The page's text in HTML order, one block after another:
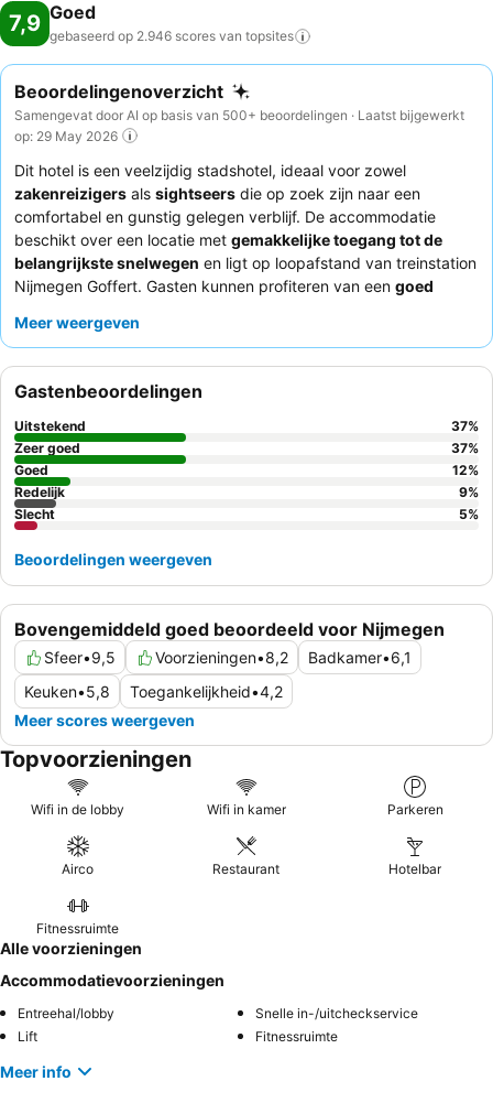
7,9 Goed
gebaseerd op 2.946 scores van topsites
Beoordelingenoverzicht
Samengevat door AI op basis van 500+ beoordelingen · Laatst bijgewerkt
op: 29 May 2026
Dit hotel is een veelzijdig stadshotel, ideaal voor zowel
zakenreizigers als sightseers die op zoek zijn naar een
comfortabel en gunstig gelegen verblijf. De accommodatie
beschikt over een locatie met gemakkelijke toegang tot de
belangrijkste snelwegen en ligt op loopafstand van treinstation
Nijmegen Goffert. Gasten kunnen profiteren van een goed
personeel wordt consequent geprezen om hun vriendelijke en
op bestelling gemaakte omeletten aanvult. Voor een rustigere
ervaring wordt gasten aangeraden een kamer met uitzicht op
de tuin aan te vragen.
Meer weergeven
Bovengemiddeld goed beoordeeld voor Nijmegen
Sfeer•9,5 Voorzieningen•8,2 Badkamer•6,1
Keuken•5,8 Toegankelijkheid•4,2
Meer scores weergeven
Gastenbeoordelingen
Uitstekend 37%
Zeer goed
37%
Goed
12%
Redelijk
9%
Slecht
5%
Beoordelingen weergeven
Topvoorzieningen
Wifi in de lobby Wifi in kamer Parkeren
Airco Restaurant Hotelbar
Fitnessruimte
Alle voorzieningen
Accommodatievoorzieningen
Entreehal/lobby
Snelle in-/uitcheckservice
Lift
Fitnessruimte
Meer info